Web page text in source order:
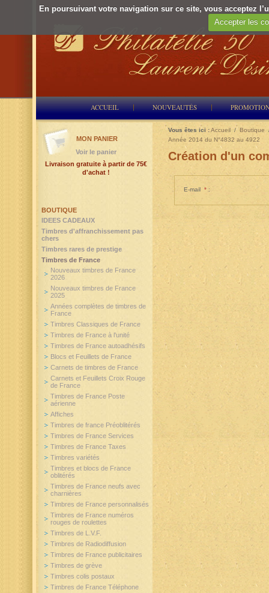
En poursuivant votre navigation sur ce site, vous acceptez
Accepter les
ACCUEIL NOUVEAUTÉS
Vous êtes ici :Accueil / Boutique
Année 2014 du N°4832 au 4922
Création d'un
E-mail * :
BOUTIQUE
IDEES CADEAUX
Timbres d'affranchissement pas
chers
Timbres rares de prestige
Timbres de France
Nouveaux timbres de France
2026
Nouveaux timbres de France
2025
Années complètes de timbres de
France
Timbres Classiques de France
Timbres de France à l'unité
Timbres de France autoadhésifs
Blocs et Feuillets de France
Carnets de timbres de France
Carnets et Feuillets Croix Rouge
de France
Timbres de France Poste
aérienne
Affiches
Timbres de france Préoblitérés
Timbres de France Services
Timbres de France Taxes
Timbres variétés
Timbres et blocs de France
oblitérés
Timbres de France neufs avec
charnières
Timbres de France personnalisés
Timbres de France numéros
rouges de roulettes
Timbres de L.V.F.
Timbres de Radiodiffusion
Timbres de France publicitaires
Timbres de grève
Timbres colis postaux
Timbres de France Téléphone
MON PANIER
Voir le panier
Livraison gratuite à partir de 75€
d'achat !